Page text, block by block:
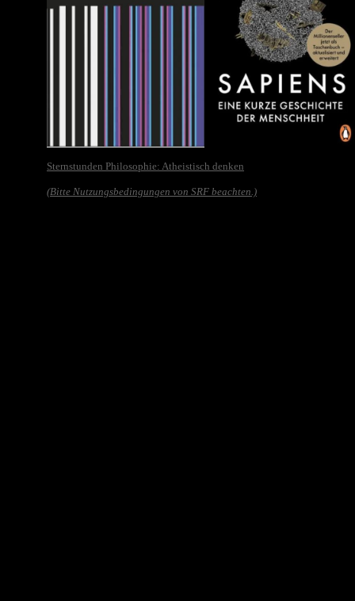
Sternstunden Philosophie: Atheistisch denken
(Bitte Nutzungsbedingungen von SRF beachten.)